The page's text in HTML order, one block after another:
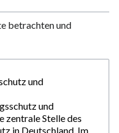
betrachten und